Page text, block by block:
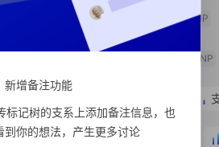
形成时间距今 1030 年 SNP
SNP
C-MF340765 形成时间距今 860 年
新增备注功能
标记树的支系上添加备注信息，也
到你的想法，产生更多讨论